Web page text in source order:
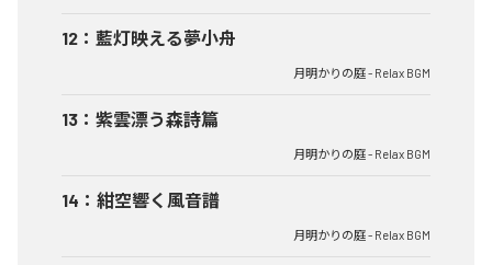
12 ： 藍灯映える夢小舟
月明かりの庭 - Relax BGM
13 ： 紫雲漂う森詩篇
月明かりの庭 - Relax BGM
14 ： 紺空響く風音譜
月明かりの庭 - Relax BGM